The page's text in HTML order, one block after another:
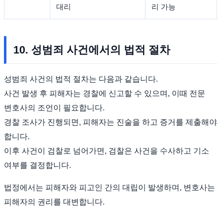
대리
리 가능
10. 성범죄 사건에서의 법적 절차
성범죄 사건의 법적 절차는 다음과 같습니다.
사건 발생 후 피해자는 경찰에 신고할 수 있으며, 이때 전문
변호사의 조언이 필요합니다.
경찰 조사가 진행되면, 피해자는 진술을 하고 증거를 제출해야
합니다.
이후 사건이 검찰로 넘어가면, 검찰은 사건을 수사하고 기소
여부를 결정합니다.
법정에서는 피해자와 피고인 간의 대립이 발생하며, 변호사는
피해자의 권리를 대변합니다.